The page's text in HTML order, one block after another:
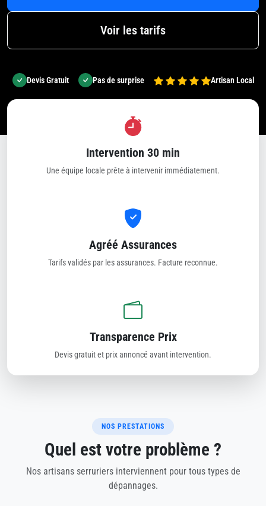
Voir les tarifs
Devis Gratuit Pas de surprise Artisan Local
Intervention 30 min
Une équipe locale prête à intervenir immédiatement.
Agréé Assurances
Tarifs validés par les assurances. Facture reconnue.
Transparence Prix
Devis gratuit et prix annoncé avant intervention.
NOS PRESTATIONS
Quel est votre problème ?
Nos artisans serruriers interviennent pour tous types de
dépannages.